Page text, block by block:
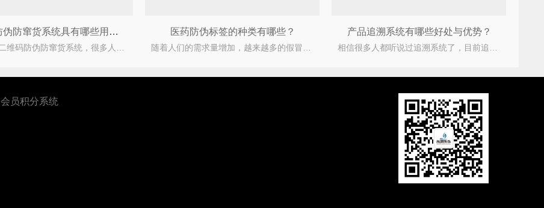
二维码防伪防窜货系统具有哪些用处？
相信对于二维码防伪防窜货系统，很多人都有所了解吧。所谓的二维码防伪防窜货系统，是二维码产品的赋
医药防伪标签的种类有哪些？
随着人们的需求量增加，越来越多的假冒伪劣产品横行市场，一下不法分子为了利益不惜制造假药，制造出来
产品追溯系统有哪些好处与优势？
相信很多人都听说过追溯系统了，目前追溯系统已经被广泛的运用到了各个行业，它是一种可以对产品进行
会员积分系统